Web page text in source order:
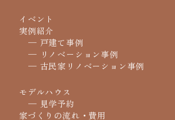
イベント
実例紹介
─ 戸建て事例
─ リノベーション事例
─ 古民家リノベーション事例
モデルハウス
─ 見学予約
家づくりの流れ・費用